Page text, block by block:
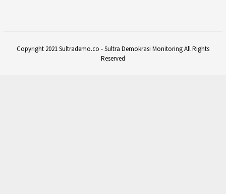
Copyright 2021 Sultrademo.co - Sultra Demokrasi Monitoring All Rights
Reserved